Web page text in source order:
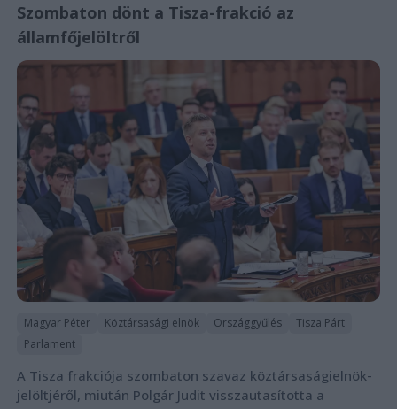
Szombaton dönt a Tisza-frakció az
államfőjelöltről
Magyar Péter Köztársasági elnök Országgyűlés
Tisza Párt
Parlament
A Tisza frakciója szombaton szavaz köztársaságielnök-
jelöltjéről, miután Polgár Judit visszautasította a